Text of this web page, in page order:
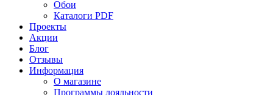
Обои
Каталоги PDF
Проекты
Акции
Блог
Отзывы
Информация
О магазине
Программы лояльности